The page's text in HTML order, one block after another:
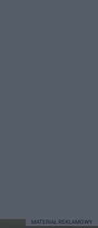
MATERIAŁ REKLAMOWY